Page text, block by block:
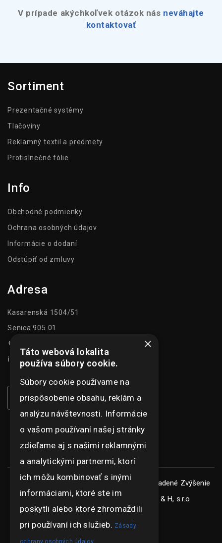
V prípade akýchkoľvek otázok nás neváhajte
kontaktovať
Sortiment
Prezentačné systémy
Tlačoviny
Reklamný textil a predmety
Protislnečné fólie
Info
Obchodné podmienky
Ochrana osobných údajov
Informácie o dodaní
Odstúpiť od zmluvy
Adresa
Kasarenská 1504/51
Senica 905 01
+421 948 073 915
info@ghexpo.sk
Copyright © ghexpo 2026, všetky práva vyhradené Zvýšenie
konkurencieschopnosti spoločnosti G & H, s.r.o
×
Táto webová lokalita
používa súbory cookie.
Súbory cookie používame na
prispôsobenie obsahu, reklám a
analýzu návštevnosti. Informácie
o vašom používaní našej stránky
zdieľame aj s našimi reklamnými
a analytickými partnermi, ktorí
ich môžu kombinovať s inými
informáciami, ktoré ste im
poskytli alebo ktoré zhromaždili
pri používaní ich služieb. Zásady
ochrany osobných údajov